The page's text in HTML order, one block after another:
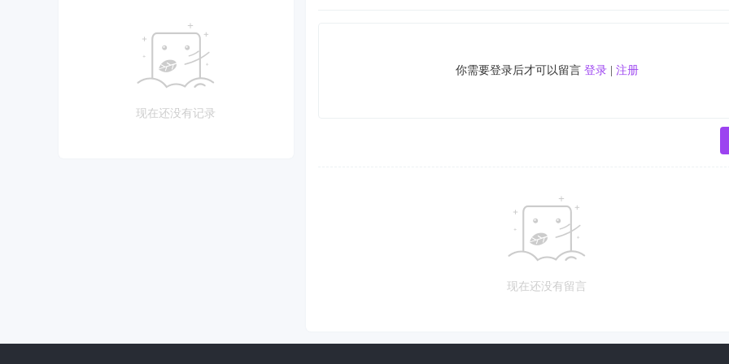
现在还没有记录
你需要登录后才可以留言 登录| 注册
现在还没有留言